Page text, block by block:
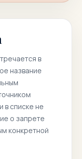
в
название
в списке не
о запрете
конкретной